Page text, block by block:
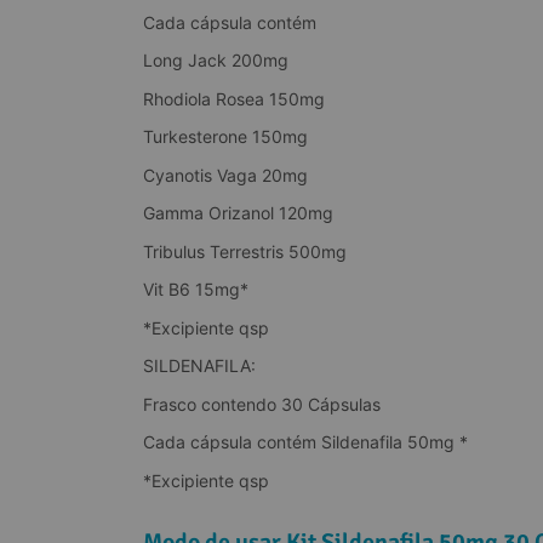
Cada cápsula contém
Long Jack 200mg
Rhodiola Rosea 150mg
Turkesterone 150mg
Cyanotis Vaga 20mg
Gamma Orizanol 120mg
Tribulus Terrestris 500mg
Vit B6 15mg*
*Excipiente qsp
SILDENAFILA:
Frasco contendo 30 Cápsulas
Cada cápsula contém Sildenafila 50mg *
*Excipiente qsp